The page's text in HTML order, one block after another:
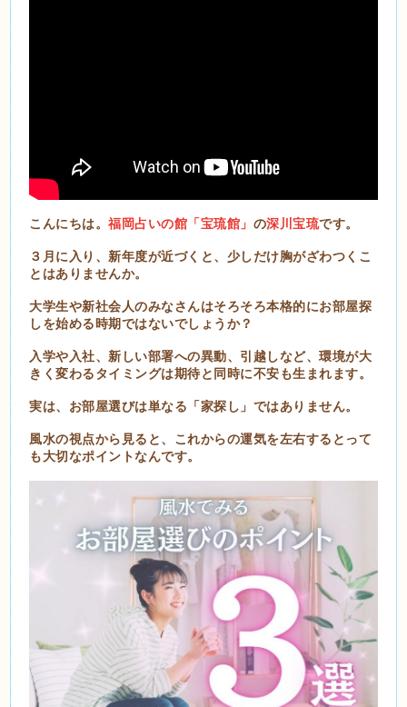
こんにちは。福岡占いの館「宝琉館」 の深川宝琉です。
３月に入り、新年度が近づくと、少しだけ胸がざわつくこ
とはありませんか。
大学生や新社会人のみなさんはそろそろ本格的にお部屋探
しを始める時期ではないでしょうか？
入学や入社、新しい部署への異動、引越しなど、環境が大
きく変わるタイミングは期待と同時に不安も生まれます。
実は、お部屋選びは単なる「家探し」ではありません。
風水の視点から見ると、これからの運気を左右するとって
も大切なポイントなんです。